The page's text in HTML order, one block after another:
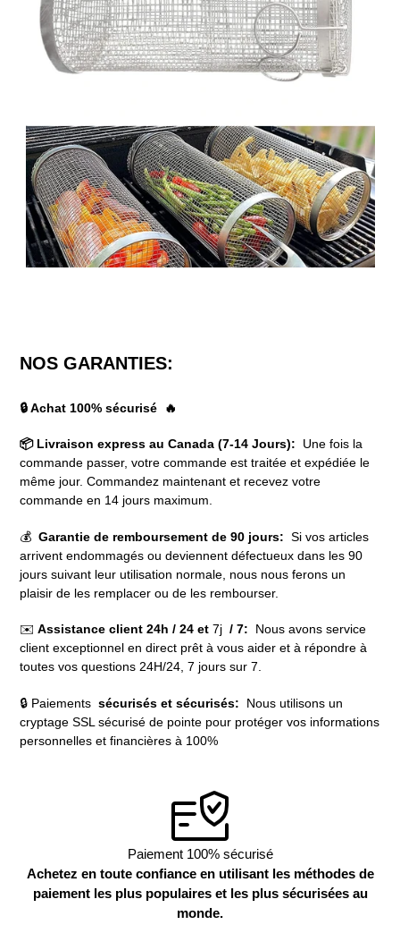
NOS GARANTIES:
🔒 Achat 100% sécurisé 🔥
📦 Livraison express au Canada (7-14 Jours):
Une fois la
commande passer, votre commande est traitée et expédiée le
même jour. Commandez maintenant et recevez votre
commande en 14 jours maximum.
💰 Garantie de remboursement de 90 jours: Si vos articles
arrivent endommagés ou deviennent défectueux dans les 90
jours suivant leur utilisation normale, nous nous ferons un
plaisir de les remplacer ou de les rembourser.
✉️ Assistance client 24h / 24 et 7j / 7:
Nous avons service
client exceptionnel en direct prêt à vous aider et à répondre à
toutes vos questions 24H/24, 7 jours sur 7.
🔒 Paiements sécurisés et sécurisés: Nous utilisons un
cryptage SSL sécurisé de pointe pour protéger vos informations
personnelles et financières à 100%
Paiement 100% sécurisé
Achetez en toute confiance en utilisant les méthodes de
paiement les plus populaires et les plus sécurisées au
monde.